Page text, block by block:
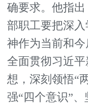
确要求。他指
部职工要把深
神作为当前和今
全面贯彻习近
想，深刻领悟“
强“四个意识”